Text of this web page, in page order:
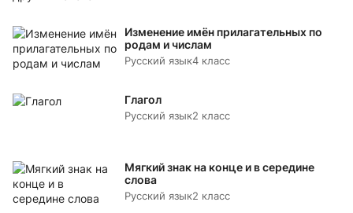
Изменение имён прилагательных по
родам и числам
Русский язык4 класс
Глагол
Русский язык2 класс
Мягкий знак на конце и в середине
слова
Русский язык2 класс